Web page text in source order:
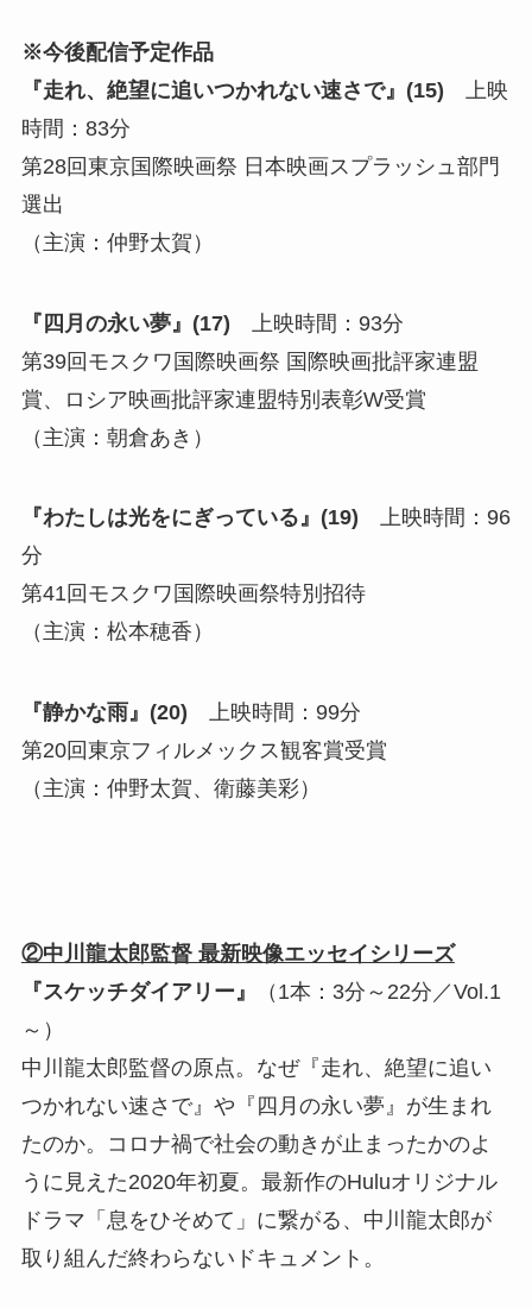
※今後配信予定作品
『走れ、絶望に追いつかれない速さで』(15)
上映
時間：83分
第28回東京国際映画祭 日本映画スプラッシュ部門
選出
（主演：仲野太賀）
『四月の永い夢』(17)
上映時間：93分
第39回モスクワ国際映画祭 国際映画批評家連盟
賞、ロシア映画批評家連盟特別表彰W受賞
（主演：朝倉あき）
『わたしは光をにぎっている』(19) 上映時間：96
分
第41回モスクワ国際映画祭特別招待
（主演：松本穂香）
『静かな雨』(20) 上映時間：99分
第20回東京フィルメックス観客賞受賞
（主演：仲野太賀、衛藤美彩）
②中川龍太郎監督 最新映像エッセイシリーズ
『スケッチダイアリー』
（1本：3分～22分／Vol.1
～）
中川龍太郎監督の原点。なぜ『走れ、絶望に追い
つかれない速さで』や『四月の永い夢』が生まれ
たのか。コロナ禍で社会の動きが止まったかのよ
うに見えた2020年初夏。最新作のHuluオリジナル
ドラマ「息をひそめて」に繋がる、中川龍太郎が
取り組んだ終わらないドキュメント。